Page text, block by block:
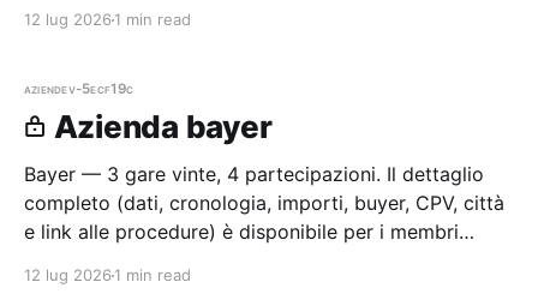
12 lug 2026 1 min read
aziendev-5ecf19c
Azienda bayer
Bayer — 3 gare vinte, 4 partecipazioni. Il dettaglio
completo (dati, cronologia, importi, buyer, CPV, città
e link alle procedure) è disponibile per i membri
12 lug 2026 1 min read